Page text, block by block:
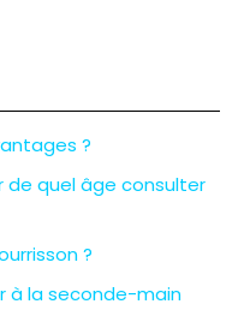
?
de quel âge consulter
?
à la seconde-main